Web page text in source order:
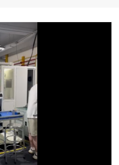
电机
列管式油冷却器